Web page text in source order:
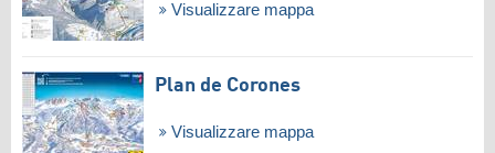
Visualizzare mappa
Plan de Corones
Visualizzare mappa